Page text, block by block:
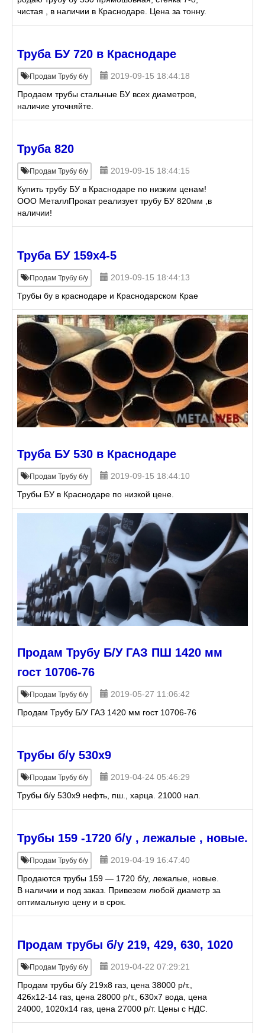
чистая , в наличии в Краснодаре. Цена за тонну.
Труба БУ 720 в Краснодаре
Продам Трубу б/у
2019-09-15 18:44:18
Продаем трубы стальные БУ всех диаметров,
наличие уточняйте.
Труба 820
Продам Трубу б/у
2019-09-15 18:44:15
Купить трубу БУ в Краснодаре по низким ценам!
ООО МеталлПрокат реализует трубу БУ 820мм ,в
наличии!
Труба БУ 159х4-5
Продам Трубу б/у
2019-09-15 18:44:13
Трубы бу в краснодаре и Краснодарском Крае
Труба БУ 530 в Краснодаре
Продам Трубу б/у
2019-09-15 18:44:10
Трубы БУ в Краснодаре по низкой цене.
Продам Трубу Б/У ГАЗ ПШ 1420 мм
гост 10706-76
Продам Трубу б/у
2019-05-27 11:06:42
Продам Трубу Б/У ГАЗ 1420 мм гост 10706-76
Трубы б/у 530х9
Продам Трубу б/у
2019-04-24 05:46:29
Трубы б/у 530х9 нефть, пш., харца. 21000 нал.
Трубы 159 -1720 б/у , лежалые , новые.
Продам Трубу б/у
2019-04-19 16:47:40
Продаются трубы 159 — 1720 б/у, лежалые, новые.
В наличии и под заказ. Привезем любой диаметр за
оптимальную цену и в срок.
Продам трубы б/у 219, 429, 630, 1020
Продам Трубу б/у
2019-04-22 07:29:21
Продам трубы б/у 219х8 газ, цена 38000 р/т.,
426х12-14 газ, цена 28000 р/т., 630х7 вода, цена
24000, 1020х14 газ, цена 27000 р/т. Цены с НДС.